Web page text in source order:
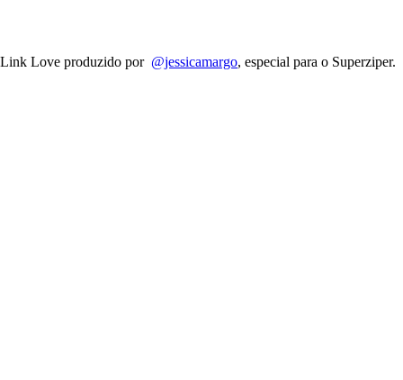
Link Love produzido por @jessicamargo, especial para o Superziper.